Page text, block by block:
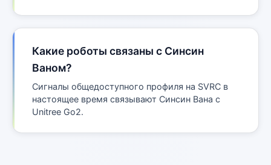
Какие роботы связаны с Синсин
Ваном?
Сигналы общедоступного профиля на SVRC в
настоящее время связывают Синсин Вана с
Unitree Go2.